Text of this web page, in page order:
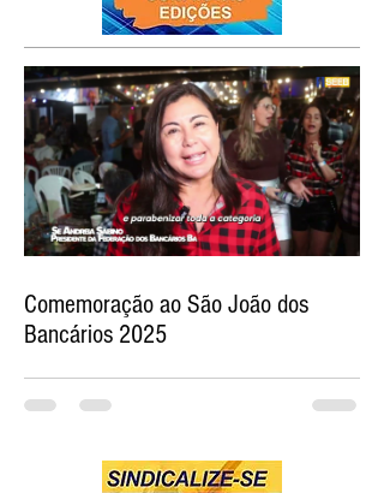
Comemoração ao São João dos
Bancários 2025